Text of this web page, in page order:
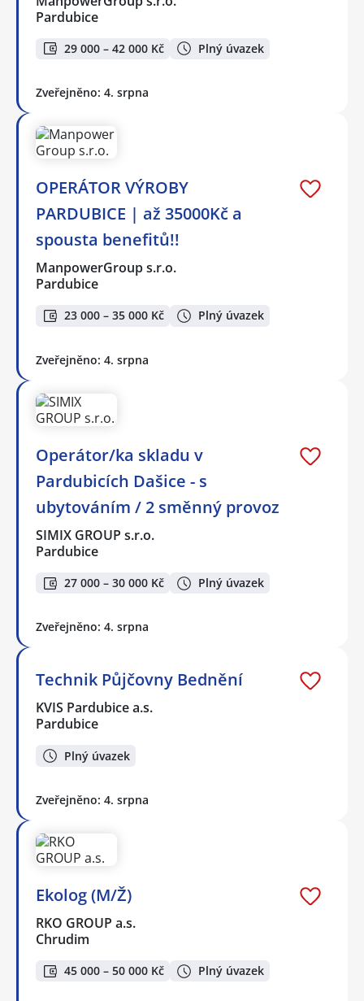
Pardubice
29 000 – 42 000 Kč Plný úvazek
Zveřejněno: 4. srpna
OPERÁTOR VÝROBY
PARDUBICE | až 35000Kč a
spousta benefitů!!
ManpowerGroup s.r.o.
Pardubice
23 000 – 35 000 Kč Plný úvazek
Zveřejněno: 4. srpna
Operátor/ka skladu v
Pardubicích Dašice - s
ubytováním / 2 směnný provoz
SIMIX GROUP s.r.o.
Pardubice
27 000 – 30 000 Kč Plný úvazek
Zveřejněno: 4. srpna
Technik Půjčovny Bednění
KVIS Pardubice a.s.
Pardubice
Plný úvazek
Zveřejněno: 4. srpna
Ekolog (M/Ž)
RKO GROUP a.s.
Chrudim
45 000 – 50 000 Kč Plný úvazek